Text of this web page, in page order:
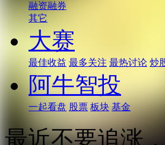
融资融券
其它
大赛
最佳收益 最多关注 最热讨论 炒
阿牛智投
一起看盘 股票 板块 基金
最近不要追涨